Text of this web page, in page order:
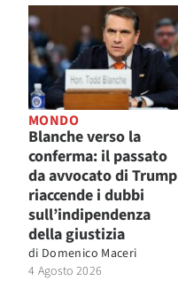
MONDO
Blanche verso la
conferma: il passato
da avvocato di Trump
riaccende i dubbi
sull’indipendenza
della giustizia
di Domenico Maceri
4 Agosto 2026